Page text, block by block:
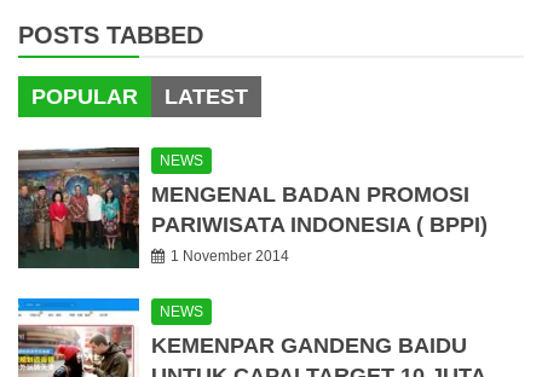
POSTS TABBED
POPULAR LATEST
NEWS
MENGENAL BADAN PROMOSI
PARIWISATA INDONESIA ( BPPI)
1 November 2014
NEWS
KEMENPAR GANDENG BAIDU